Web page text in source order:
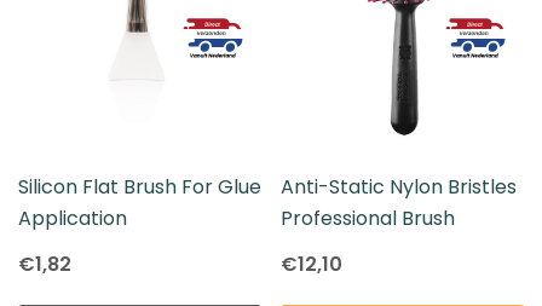
Silicon Flat Brush For Glue
Application
€1,82
Anti-Static Nylon Bristles
Professional Brush
€12,10